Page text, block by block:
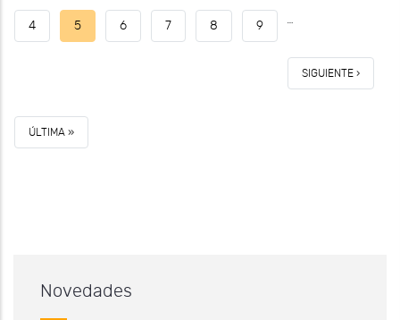
PAGE
4 PÁGINA
5 PAGE
6 PAGE
7 PAGE
8 PAGE
9 …
SIGUIENTE
SIGUIENTE ›
ÚLTIMA
ÚLTIMA »
Novedades